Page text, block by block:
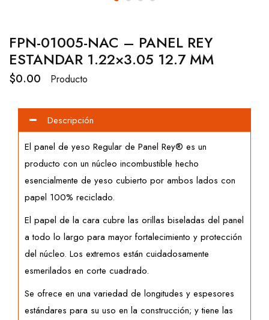
FPN-01005-NAC – PANEL REY
ESTANDAR 1.22×3.05 12.7 MM
$0.00 Producto
Descripción
El panel de yeso Regular de Panel Rey® es un
producto con un núcleo incombustible hecho
esencialmente de yeso cubierto por ambos lados con
papel 100% reciclado.
El papel de la cara cubre las orillas biseladas del panel
a todo lo largo para mayor fortalecimiento y protección
del núcleo. Los extremos están cuidadosamente
esmerilados en corte cuadrado.
Se ofrece en una variedad de longitudes y espesores
estándares para su uso en la construcción; y tiene las